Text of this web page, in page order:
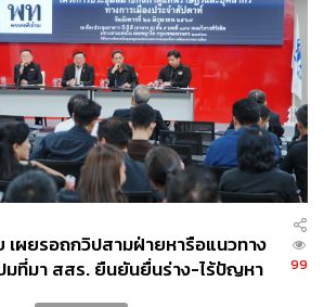
เผยรอถกวิปสามฝ่ายหารือแนวทาง
ที่มา สสร. ยืนยันยื่นร่าง-ไร้ปัญหา
99